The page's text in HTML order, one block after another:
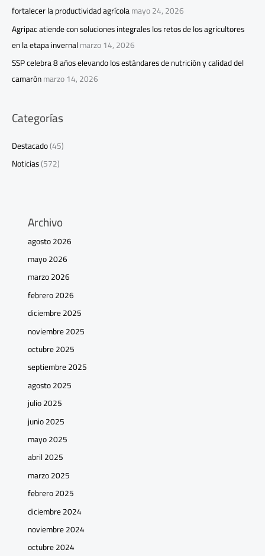
fortalecer la productividad agrícolamayo 24, 2026
Agripac atiende con soluciones integrales los retos de los agricultores
en la etapa invernalmarzo 14, 2026
SSP celebra 8 años elevando los estándares de nutrición y calidad del
camarónmarzo 14, 2026
Categorías
Destacado(45)
Noticias(572)
Archivo
agosto 2026
mayo 2026
marzo 2026
febrero 2026
diciembre 2025
noviembre 2025
octubre 2025
septiembre 2025
agosto 2025
julio 2025
junio 2025
mayo 2025
abril 2025
marzo 2025
febrero 2025
diciembre 2024
noviembre 2024
octubre 2024